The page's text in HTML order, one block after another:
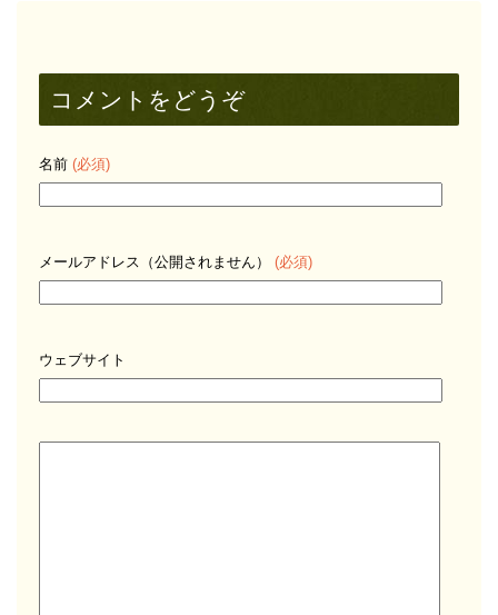
コメントをどうぞ
名前 (必須)
メールアドレス（公開されません） (必須)
ウェブサイト